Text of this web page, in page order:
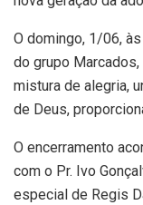
O domingo, 1/06,
do grupo
mistura de alegria,
de Deus,
O encerramento
com o Pr. Ivo
especial de Regis